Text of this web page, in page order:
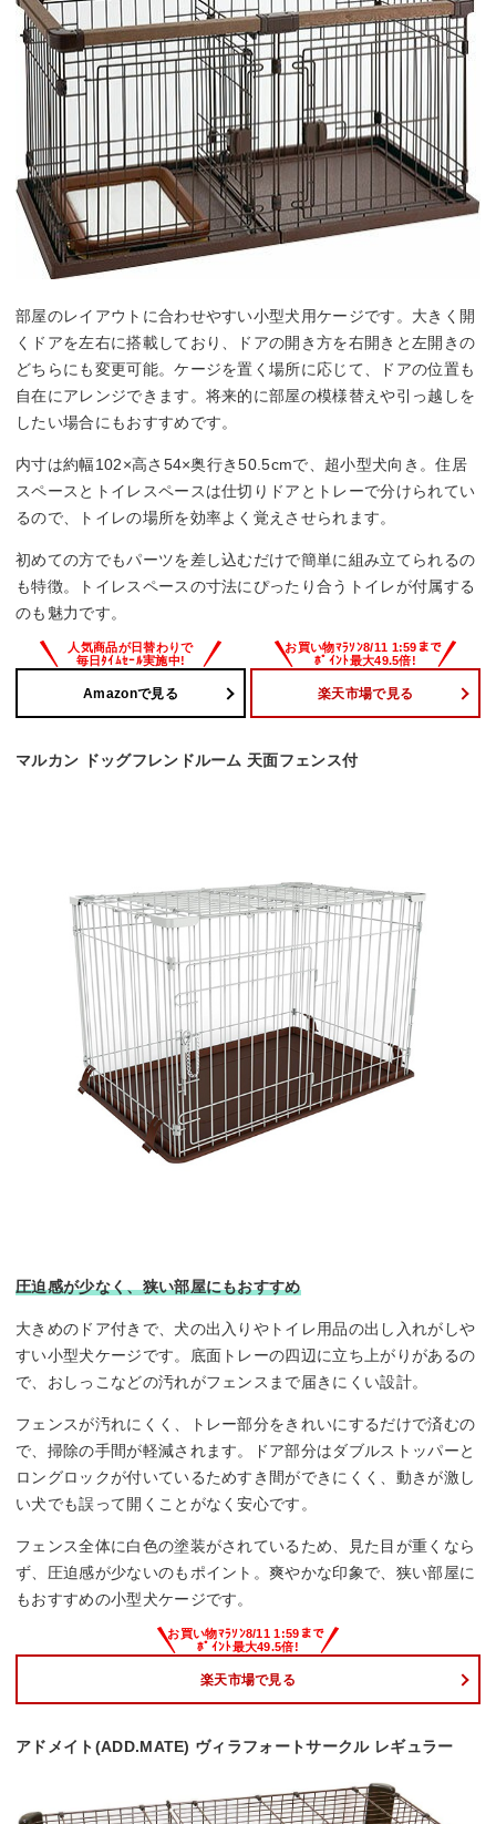
部屋のレイアウトに合わせやすい小型犬用ケージです。大きく開
くドアを左右に搭載しており、ドアの開き方を右開きと左開きの
どちらにも変更可能。ケージを置く場所に応じて、ドアの位置も
自在にアレンジできます。将来的に部屋の模様替えや引っ越しを
したい場合にもおすすめです。
内寸は約幅102×高さ54×奥行き50.5cmで、超小型犬向き。住居
スペースとトイレスペースは仕切りドアとトレーで分けられてい
るので、トイレの場所を効率よく覚えさせられます。
初めての方でもパーツを差し込むだけで簡単に組み立てられるの
も特徴。トイレスペースの寸法にぴったり合うトイレが付属する
のも魅力です。
Amazonで見る 楽天市場で見る
マルカン ドッグフレンドルーム 天面フェンス付
圧迫感が少なく、狭い部屋にもおすすめ
大きめのドア付きで、犬の出入りやトイレ用品の出し入れがしや
すい小型犬ケージです。底面トレーの四辺に立ち上がりがあるの
で、おしっこなどの汚れがフェンスまで届きにくい設計。
フェンスが汚れにくく、トレー部分をきれいにするだけで済むの
で、掃除の手間が軽減されます。ドア部分はダブルストッパーと
ロングロックが付いているためすき間ができにくく、動きが激し
い犬でも誤って開くことがなく安心です。
フェンス全体に白色の塗装がされているため、見た目が重くなら
ず、圧迫感が少ないのもポイント。爽やかな印象で、狭い部屋に
もおすすめの小型犬ケージです。
楽天市場で見る
アドメイト(ADD.MATE) ヴィラフォートサークル レギュラー